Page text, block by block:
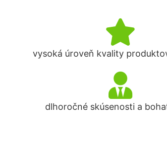
vysoká úroveň kvality
dlhoročné skúsenosti a